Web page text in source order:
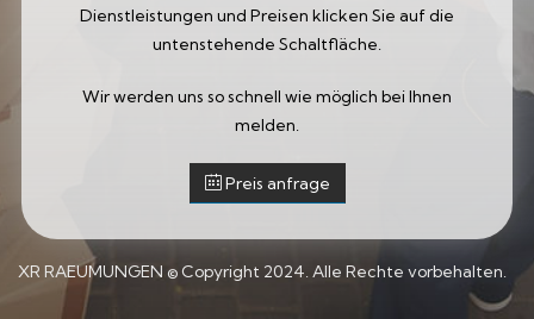
Dienstleistungen und Preisen klicken Sie auf die
untenstehende Schaltfläche.
Wir werden uns so schnell wie möglich bei Ihnen
melden.
Preis anfrage
XR RAEUMUNGEN © Copyright 2024. Alle Rechte vorbehalten.